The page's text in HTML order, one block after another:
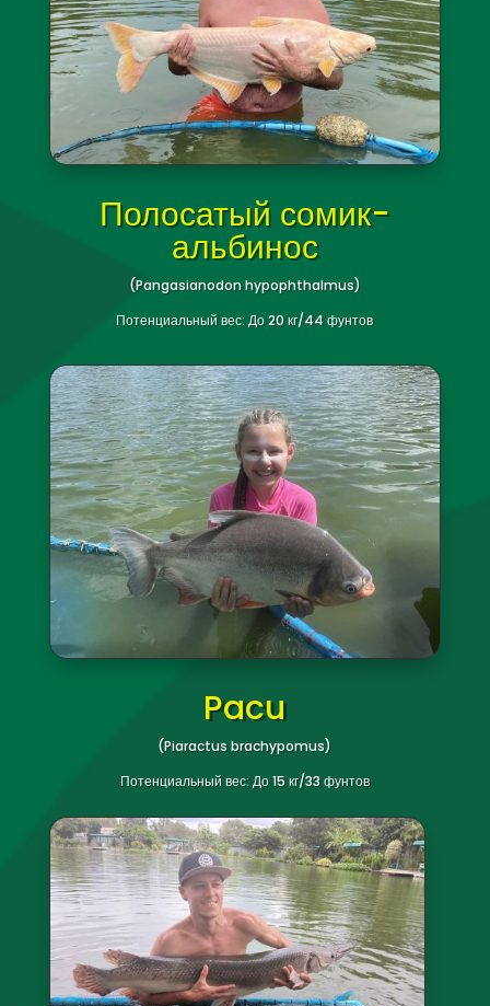
Карп обыкновенный
(Cyprinus carpio)
Потенциальный вес: До 8 кг/17,6 фунтов
Полосатый сомик-
альбинос
(Pangasianodon hypophthalmus)
Потенциальный вес: До 20 кг/44 фунтов
Pacu